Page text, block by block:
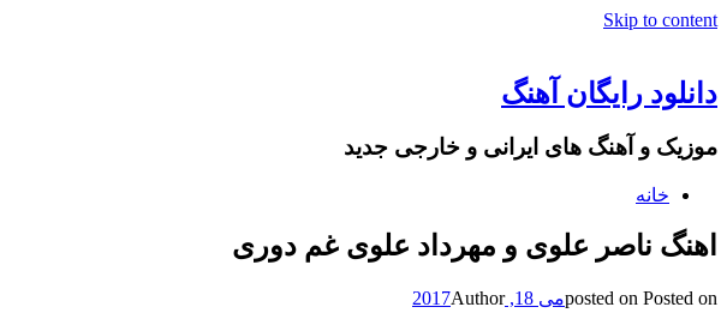
Skip to content
دانلود رایگان آهنگ
موزیک و آهنگ های ایرانی و خارجی جدید
خانه
اهنگ ناصر علوی و مهرداد علوی غم دوری
posted on Posted on می 18, 2017 Author